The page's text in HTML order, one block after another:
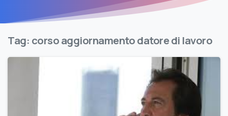
Tag: corso aggiornamento datore di lavoro